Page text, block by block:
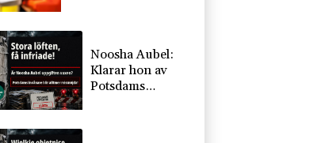
Noosha Aubel:
Klarar hon av
Potsdams